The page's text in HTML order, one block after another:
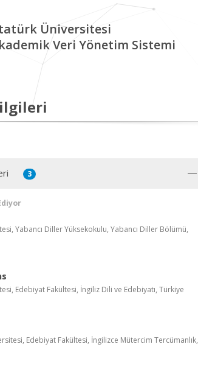
Üniversitesi
Veri Yönetim Sistemi
3
Yabancı Diller Yüksekokulu, Yabancı Diller Bölümü,
Edebiyat Fakültesi, İngiliz Dili ve Edebiyatı, Türkiye
Edebiyat Fakültesi, İngilizce Mütercim Tercümanlık,